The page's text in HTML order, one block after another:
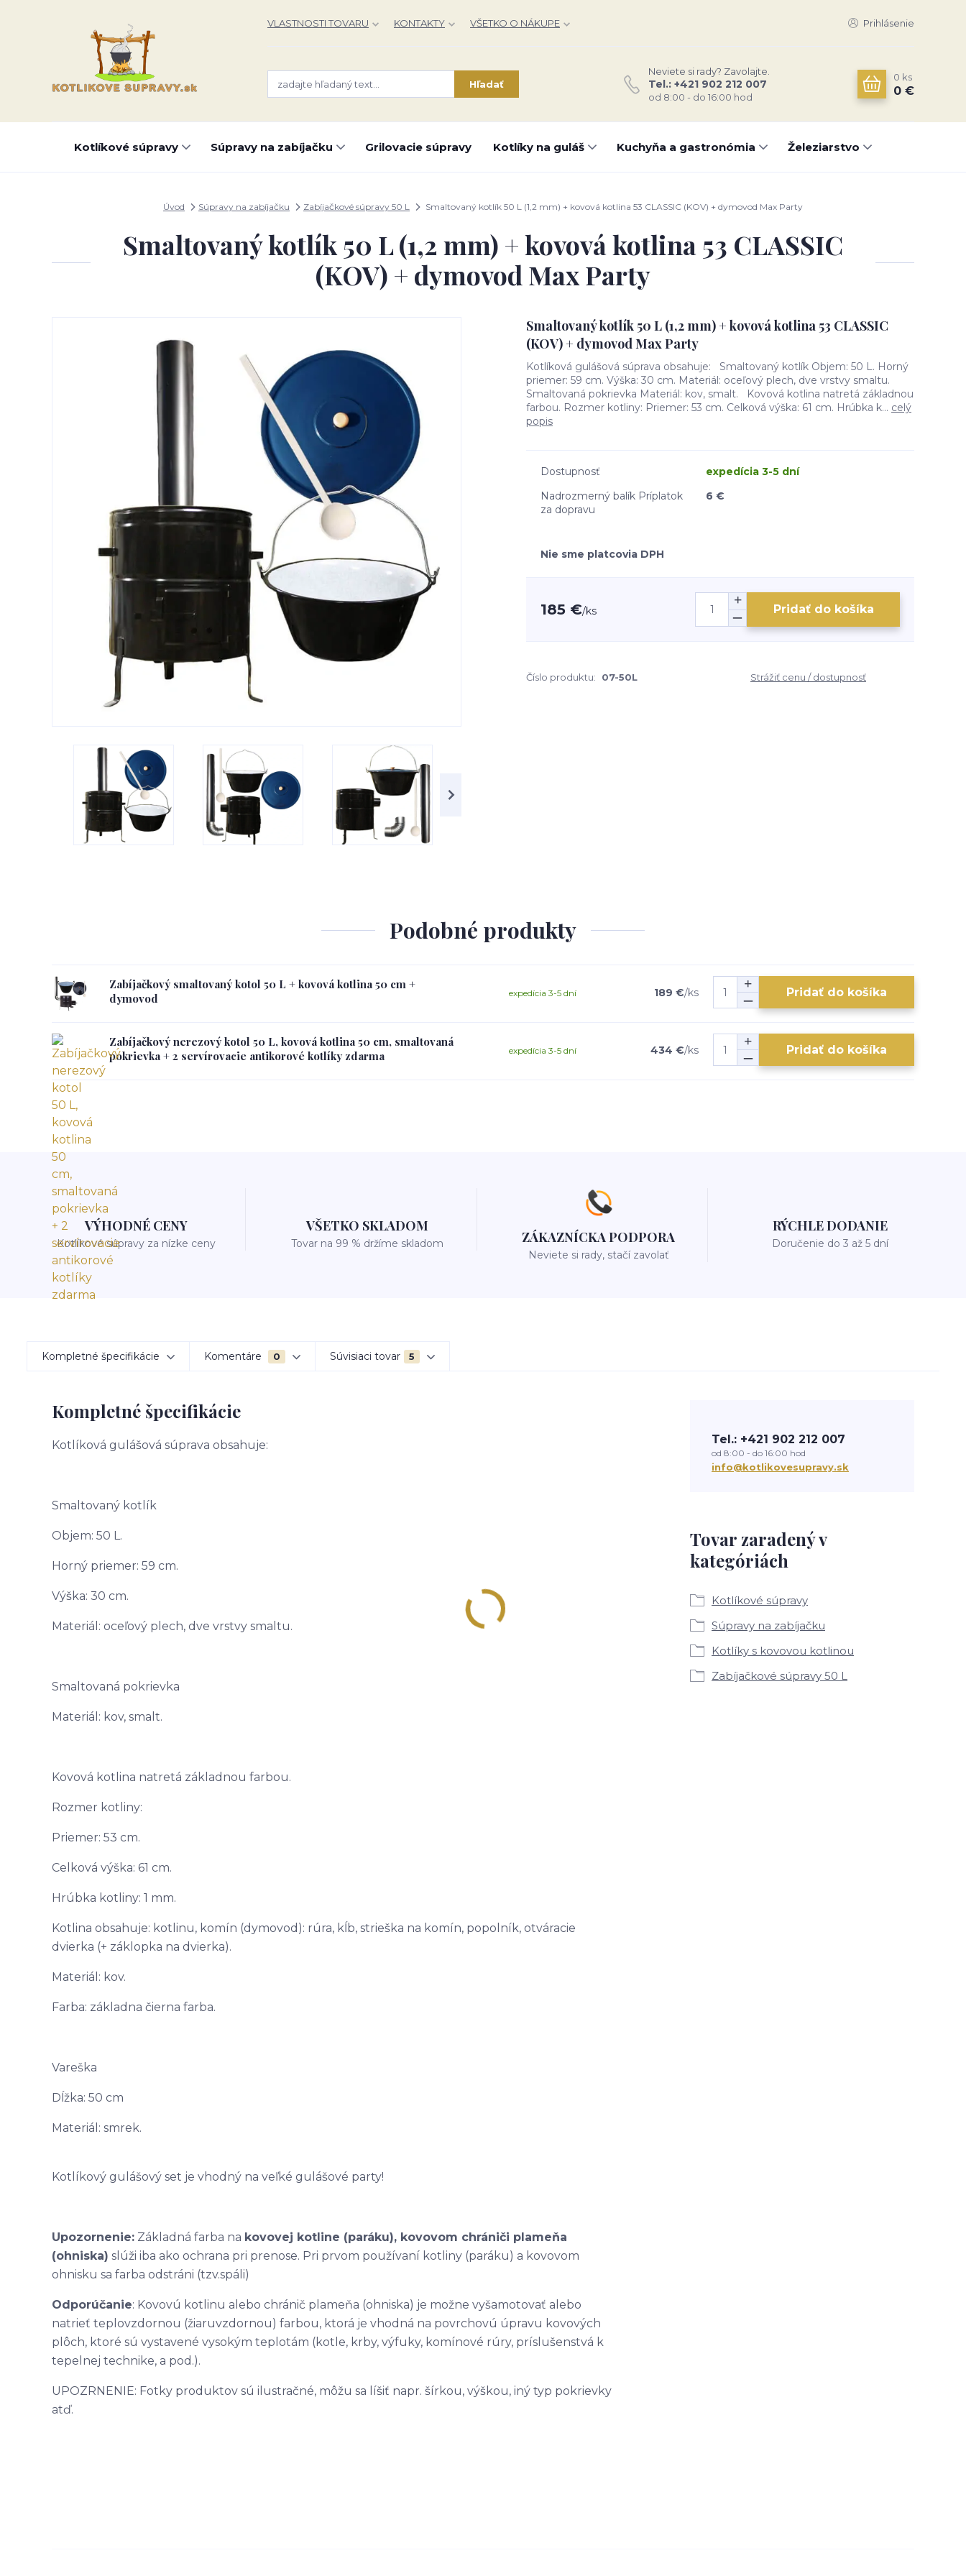
VLASTNOSTI TOVARU KONTAKTY VŠETKO O NÁKUPE Prihlásenie
Hľadať
Neviete si rady? Zavolajte.
Tel.: +421 902 212 007
od 8:00 - do 16:00 hod
0 ks
0 €
Kotlíkové súpravy Súpravy na zabíjačku Grilovacie súpravy Kotlíky na guláš Kuchyňa a gastronómia Železiarstvo
Úvod Súpravy na zabíjačku Zabíjačkové súpravy 50 L Smaltovaný kotlík 50 L (1,2 mm) + kovová kotlina 53 CLASSIC (KOV) + dymovod Max Party
Smaltovaný kotlík 50 L (1,2 mm) + kovová kotlina 53 CLASSIC
(KOV) + dymovod Max Party
Smaltovaný kotlík 50 L (1,2 mm) + kovová kotlina 53 CLASSIC
(KOV) + dymovod Max Party
Kotlíková gulášová súprava obsahuje: Smaltovaný kotlík Objem: 50 L. Horný
priemer: 59 cm. Výška: 30 cm. Materiál: oceľový plech, dve vrstvy smaltu.
Smaltovaná pokrievka Materiál: kov, smalt. Kovová kotlina natretá základnou
farbou. Rozmer kotliny: Priemer: 53 cm. Celková výška: 61 cm. Hrúbka k... celý
popis
Dostupnosť
expedícia 3-5 dní
Nadrozmerný balík Príplatok
za dopravu
6 €
Nie sme platcovia DPH
185 €/ks Pridať do košíka
Číslo produktu: 07-50L Strážiť cenu / dostupnosť
Podobné produkty
Zabíjačkový smaltovaný kotol 50 L + kovová kotlina 50 cm +
dymovod
189 €/ks
expedícia 3-5 dní Pridať do košíka
Zabíjačkový nerezový kotol 50 L, kovová kotlina 50 cm, smaltovaná
pokrievka + 2 servírovacie antikorové kotlíky zdarma
434 €/ks
expedícia 3-5 dní Pridať do košíka
VÝHODNÉ CENY
Kotlíkové súpravy za nízke ceny
VŠETKO SKLADOM
Tovar na 99 % držíme skladom ZÁKAZNÍCKA PODPORA
Neviete si rady, stačí zavolať
RÝCHLE DODANIE
Doručenie do 3 až 5 dní
Kompletné špecifikácie Komentáre 0 Súvisiaci tovar 5
Kompletné špecifikácie
Kotlíková gulášová súprava obsahuje:
Smaltovaný kotlík
Objem: 50 L.
Horný priemer: 59 cm.
Výška: 30 cm.
Materiál: oceľový plech, dve vrstvy smaltu.
Smaltovaná pokrievka
Materiál: kov, smalt.
Kovová kotlina natretá základnou farbou.
Rozmer kotliny:
Priemer: 53 cm.
Celková výška: 61 cm.
Hrúbka kotliny: 1 mm.
Kotlina obsahuje: kotlinu, komín (dymovod): rúra, kĺb, strieška na komín, popolník, otváracie
dvierka (+ záklopka na dvierka).
Materiál: kov.
Farba: základna čierna farba.
Vareška
Dĺžka: 50 cm
Materiál: smrek.
Kotlíkový gulášový set je vhodný na veľké gulášové party!
Upozornenie: Základná farba na kovovej kotline (paráku), kovovom chrániči plameňa
(ohniska) slúži iba ako ochrana pri prenose. Pri prvom používaní kotliny (paráku) a kovovom
ohnisku sa farba odstráni (tzv.spáli)
Odporúčanie: Kovovú kotlinu alebo chránič plameňa (ohniska) je možne vyšamotovať alebo
natrieť teplovzdornou (žiaruvzdornou) farbou, ktorá je vhodná na povrchovú úpravu kovových
plôch, ktoré sú vystavené vysokým teplotám (kotle, krby, výfuky, komínové rúry, príslušenstvá k
tepelnej technike, a pod.).
UPOZRNENIE: Fotky produktov sú ilustračné, môžu sa líšiť napr. šírkou, výškou, iný typ pokrievky
atď.
Tovar zaradený v
kategóriách
Kotlíkové súpravy
Súpravy na zabíjačku
Kotlíky s kovovou kotlinou
Zabíjačkové súpravy 50 L
Tel.: +421 902 212 007
od 8:00 - do 16:00 hod
info@kotlikovesupravy.sk